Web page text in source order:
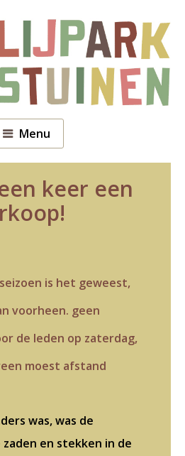
Menu
keer een
is het geweest,
voorheen. geen
de leden op zaterdag,
moest afstand
was, was de
en stekken in de